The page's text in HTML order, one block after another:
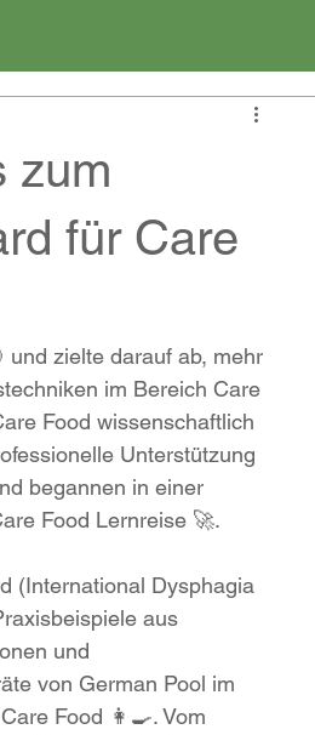
zum
für Care
und zielte darauf ab, mehr
im Bereich Care
Food wissenschaftlich
Unterstützung
begannen in einer
Food Lernreise 🚀.
(International Dysphagia
aus
und
von German Pool im
Food 👩‍🍳. Vom